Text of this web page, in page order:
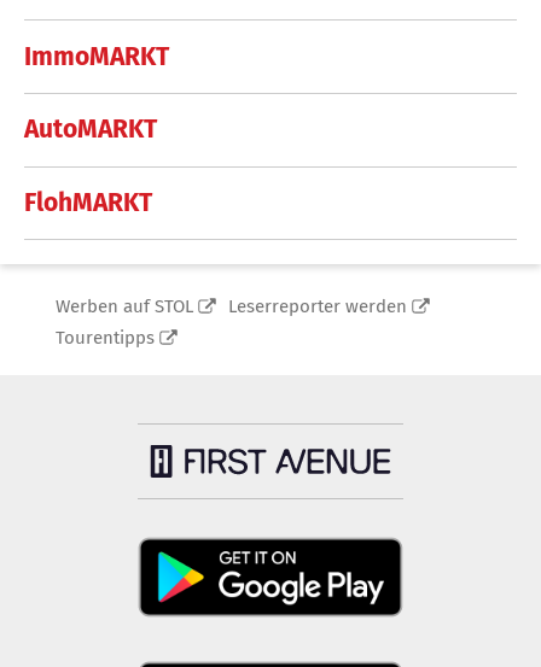
ImmoMARKT
AutoMARKT
FlohMARKT
Werben auf STOL
Leserreporter werden
Tourentipps